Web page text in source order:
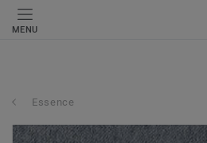
MENU
Essence